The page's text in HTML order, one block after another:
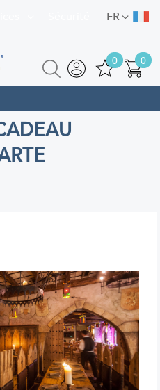
FR
0
0